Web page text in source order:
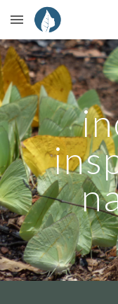
Skip to main content